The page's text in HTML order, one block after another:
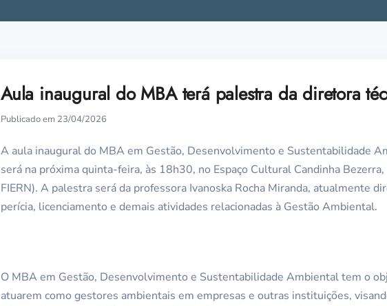
Aula inaugural do MBA terá palestra da diretora
Publicado em 23/04/2026
A aula inaugural do MBA em Gestão, Desenvolvimento e Sustentabilidade
será na próxima quinta-feira, às 18h30, no Espaço Cultural Candinha
FIERN). A palestra será da professora Ivanoska Rocha Miranda, atualmente
perícia, licenciamento e demais atividades relacionadas à Gestão Ambiental.
O MBA em Gestão, Desenvolvimento e Sustentabilidade Ambiental tem o
atuarem como gestores ambientais em empresas e outras instituições,